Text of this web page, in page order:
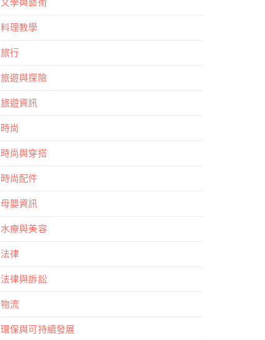
文學與藝術
料理教學
旅行
旅遊與探險
旅遊資訊
時尚
時尚與穿搭
時尚配件
母嬰資訊
水療與美容
法律
法律與訴訟
物流
環保與可持續發展